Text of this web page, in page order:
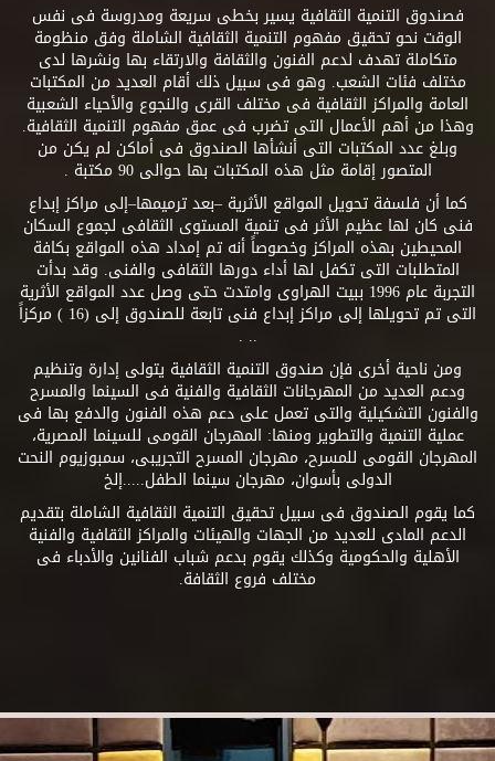
فصندوق التنمية الثقافية يسير بخطى سريعة ومدروسة فى نفس
الوقت نحو تحقيق مفهوم التنمية الثقافية الشاملة وفق منظومة
متكاملة تهدف لدعم الفنون والثقافة والارتقاء بها ونشرها لدى
مختلف فئات الشعب. وهو فى سبيل ذلك أقام العديد من المكتبات
العامة والمراكز الثقافية فى مختلف القرى والنجوع والأحياء الشعبية
وهذا من أهم الأعمال التى تضرب فى عمق مفهوم التنمية الثقافية.
وبلغ عدد المكتبات التى أنشأها الصندوق فى أماكن لم يكن من
المتصور إقامة مثل هذه المكتبات بها حوالى 90 مكتبة .
كما أن فلسفة تحويل المواقع الأثرية –بعد ترميمها–إلى مراكز إبداع
فنى كان لها عظيم الأثر فى تنمية المستوى الثقافى لجموع السكان
المحيطين بهذه المراكز وخصوصاً أنه تم إمداد هذه المواقع بكافة
المتطلبات التى تكفل لها أداء دورها الثقافى والفنى. وقد بدأت
التجربة عام 1996 ببيت الهراوى وامتدت حتى وصل عدد المواقع الأثرية
التى تم تحويلها إلى مراكز إبداع فنى تابعة للصندوق إلى (16 ) مركزاً
.. .
ومن ناحية أخرى فإن صندوق التنمية الثقافية يتولى إدارة وتنظيم
ودعم العديد من المهرجانات الثقافية والفنية فى السينما والمسرح
والفنون التشكيلية والتى تعمل على دعم هذه الفنون والدفع بها فى
عملية التنمية والتطوير ومنها: المهرجان القومى للسينما المصرية،
المهرجان القومى للمسرح، مهرجان المسرح التجريبى، سمبوزيوم النحت
الدولى بأسوان، مهرجان سينما الطفل.....إلخ
كما يقوم الصندوق فى سبيل تحقيق التنمية الثقافية الشاملة بتقديم
الدعم المادى للعديد من الجهات والهيئات والمراكز الثقافية والفنية
الأهلية والحكومية وكذلك يقوم بدعم شباب الفنانين والأدباء فى
مختلف فروع الثقافة.